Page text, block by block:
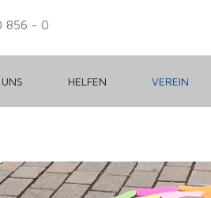
856 - 0
HELFEN VEREIN